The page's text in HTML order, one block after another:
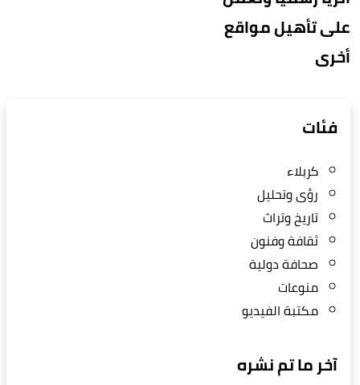
على تأهيل مواقع
أخرى
فئات
كربلاء
رؤى وتحليل
تاريخ وتراث
ثقافة وفنون
صحافة دولية
منوعات
مكتبة الفيديو
آخر ما تم نشره